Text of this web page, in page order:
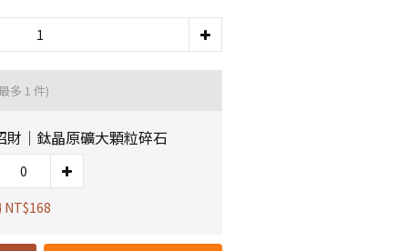
多 1 件)
財｜鈦晶原礦大顆粒碎石
NT$168